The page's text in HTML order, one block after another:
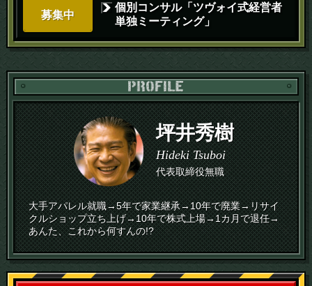
募集中
個別コンサル「ツヴォイ式経営者
単独ミーティング」
坪井秀樹
Hideki Tsuboi
代表取締役無職
大手アパレル就職→5年で家業継承→10年で廃業→リサイ
クルショップ立ち上げ→10年で株式上場→1カ月で退任→
あんた、これから何すんの!?